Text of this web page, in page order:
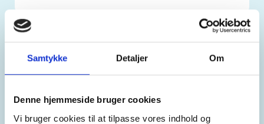
Samtykke Detaljer Om
Denne hjemmeside bruger cookies
Vi bruger cookies til at tilpasse vores indhold og
Henn-jiette S
øjne for at slippe for briller. Min mand fik i
november …